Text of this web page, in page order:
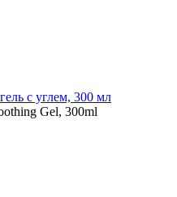
с углем, 300 мл
Gel, 300ml